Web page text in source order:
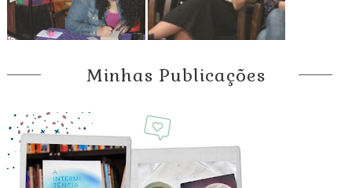
Minhas Publicações